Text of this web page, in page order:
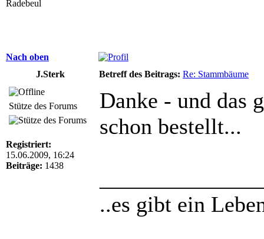
Radebeul
Nach oben
J.Sterk
Betreff des Beitrags: Re: Stammbäume
Stütze des Forums
Registriert:
15.06.2009, 16:24
Beiträge: 1438
Danke - und das
schon bestellt...
..es gibt ein